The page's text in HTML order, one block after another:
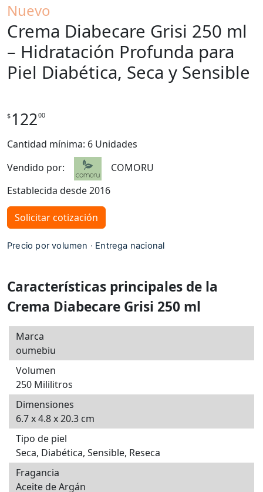
Nuevo
Crema Diabecare Grisi 250 ml
– Hidratación Profunda para
Piel Diabética, Seca y Sensible
$ 12200
Cantidad mínima: 6 Unidades
Vendido por:
COMORU
Establecida desde 2016
Solicitar cotización
Precio por volumen · Entrega nacional
Características principales de la
Crema Diabecare Grisi 250 ml
Marca
oumebiu
Volumen
250 Mililitros
Dimensiones
6.7 x 4.8 x 20.3 cm
Tipo de piel
Seca, Diabética, Sensible, Reseca
Fragancia
Aceite de Argán